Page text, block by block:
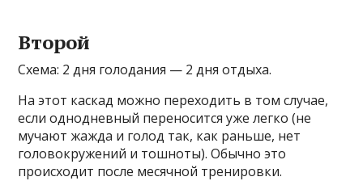
Второй
Схема: 2 дня голодания — 2 дня отдыха.
На этот каскад можно переходить в том случае,
если однодневный переносится уже легко (не
мучают жажда и голод так, как раньше, нет
головокружений и тошноты). Обычно это
происходит после месячной тренировки.